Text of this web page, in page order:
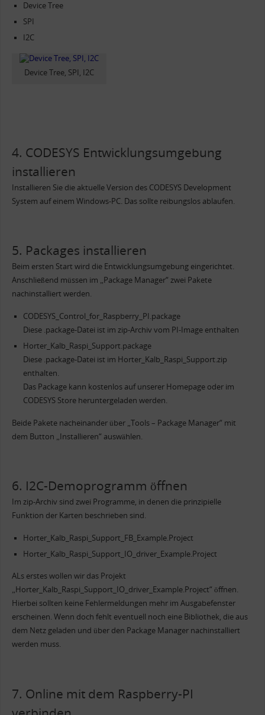
Device Tree
SPI
I2C
Device Tree, SPI, I2C
4. CODESYS Entwicklungsumgebung
installieren
Installieren Sie die aktuelle Version des CODESYS Development
System auf einem Windows-PC. Das sollte reibungslos ablaufen.
5. Packages installieren
Beim ersten Start wird die Entwicklungsumgebung eingerichtet.
Anschließend müssen im „Package Manager“ zwei Pakete
nachinstalliert werden.
CODESYS_Control_for_Raspberry_PI.package
Diese .package-Datei ist im zip-Archiv vom PI-Image enthalten
Horter_Kalb_Raspi_Support.package
Diese .package-Datei ist im Horter_Kalb_Raspi_Support.zip
enthalten.
Das Package kann kostenlos auf unserer Homepage oder im
CODESYS Store heruntergeladen werden.
Beide Pakete nacheinander über „Tools – Package Manager“ mit
dem Button „Installieren“ auswählen.
6. I2C-Demoprogramm öffnen
Im zip-Archiv sind zwei Programme, in denen die prinzipielle
Funktion der Karten beschrieben sind.
Horter_Kalb_Raspi_Support_FB_Example.Project
Horter_Kalb_Raspi_Support_IO_driver_Example.Project
ALs erstes wollen wir das Projekt
„Horter_Kalb_Raspi_Support_IO_driver_Example.Project“ öffnen.
Hierbei sollten keine Fehlermeldungen mehr im Ausgabefenster
erscheinen. Wenn doch fehlt eventuell noch eine Bibliothek, die aus
dem Netz geladen und über den Package Manager nachinstalliert
werden muss.
7. Online mit dem Raspberry-PI